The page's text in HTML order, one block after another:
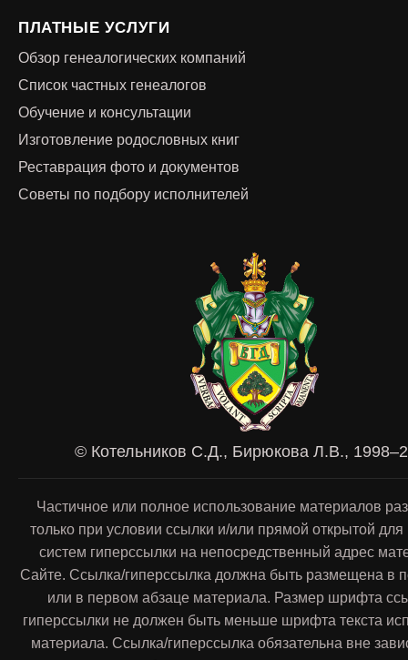
ПЛАТНЫЕ УСЛУГИ
Обзор генеалогических компаний
Список частных генеалогов
Обучение и консультации
Изготовление родословных книг
Реставрация фото и документов
Советы по подбору исполнителей
© Котельников С.Д., Бирюкова Л.В.,
Частичное или полное использование материалов
только при условии ссылки и/или прямой открытой
систем гиперссылки на непосредственный адрес
Сайте. Ссылка/гиперссылка должна быть размещена в
или в первом абзаце материала. Размер шрифта
гиперссылки не должен быть меньше шрифта текста
материала. Ссылка/гиперссылка обязательна вне